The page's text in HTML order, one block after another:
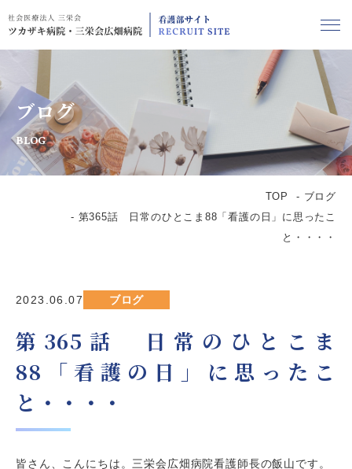
ブログ
BLOG
TOP
ブログ
第365話 日常のひとこま88「看護の日」に思ったこ
と・・・・
2023.06.07 ブログ
第365話 日常のひとこま
88「看護の日」に思ったこ
と・・・・
皆さん、こんにちは。三栄会広畑病院看護師長の飯山です。